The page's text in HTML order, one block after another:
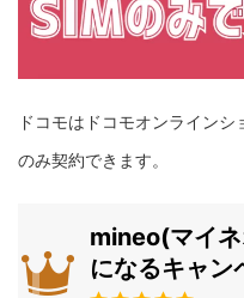
ドコモはドコモオンライン
のみ契約できます。
mineo(マイ
になるキャン